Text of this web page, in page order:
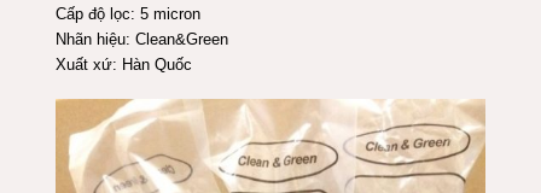
Cấp độ lọc: 5 micron
Nhãn hiệu: Clean&Green
Xuất xứ: Hàn Quốc